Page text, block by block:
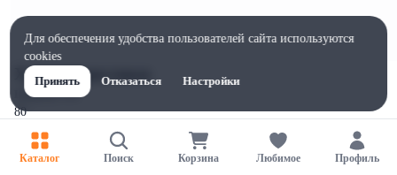
Характеристики
Ширина, мм
80
Высота, мм
150
Каталог Поиск Корзина Любимое Профиль
Для обеспечения удобства пользователей сайта используются
cookies
Принять
Отказаться Настройки